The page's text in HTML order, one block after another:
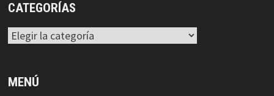
CATEGORÍAS
Categorías
MENÚ